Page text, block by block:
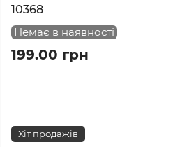
10368
Немає в наявності
199.00 грн
Хіт продажів